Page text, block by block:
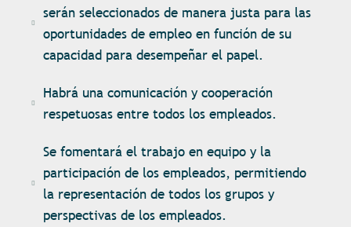
serán seleccionados de manera justa para las
oportunidades de empleo en función de su
capacidad para desempeñar el papel.
Habrá una comunicación y cooperación
respetuosas entre todos los empleados.
Se fomentará el trabajo en equipo y la
participación de los empleados, permitiendo
la representación de todos los grupos y
perspectivas de los empleados.